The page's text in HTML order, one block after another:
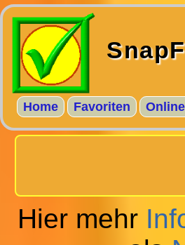
Home Favoriten
Hier mehr